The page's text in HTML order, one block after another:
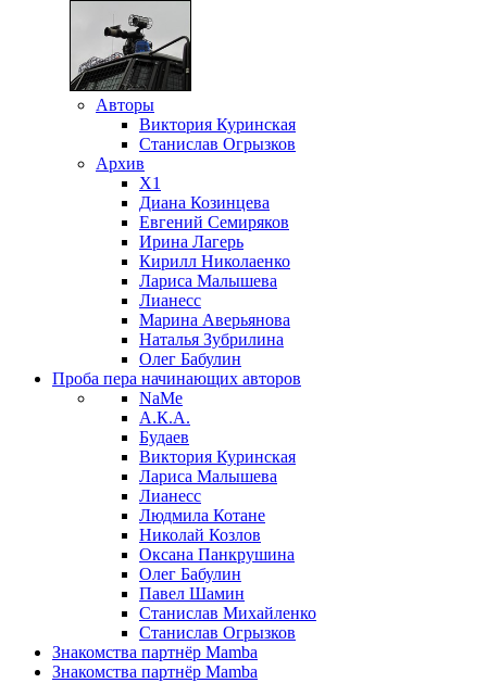
Авторы
Виктория Куринская
Станислав Огрызков
Архив
X1
Диана Козинцева
Евгений Семиряков
Ирина Лагерь
Кирилл Николаенко
Лариса Малышева
Лианесс
Марина Аверьянова
Наталья Зубрилина
Олег Бабулин
Проба пера начинающих авторов
NaMe
А.К.А.
Будаев
Виктория Куринская
Лариса Малышева
Лианесс
Людмила Котане
Николай Козлов
Оксана Панкрушина
Олег Бабулин
Павел Шамин
Станислав Михайленко
Станислав Огрызков
Знакомства партнёр Mamba
Знакомства партнёр Mamba